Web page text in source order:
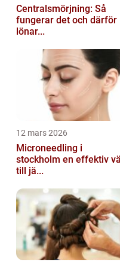
Centralsmörjning: Så
fungerar det och därför
lönar...
12 mars 2026
Microneedling i
stockholm en effektiv väg
till jä...